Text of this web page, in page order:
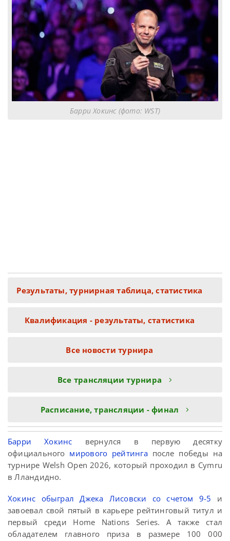
Барри Хокинс (фото: WST)
Результаты, турнирная таблица, статистика
Квалификация - результаты, статистика
Все новости турнира
Все трансляции турнира
Расписание, трансляции - финал
Барри Хокинс вернулся в первую десятку
официального мирового рейтингапосле победы на
турнире Welsh Open 2026, который проходил в Cymru
в Лландидно.
Хокинс обыграл Джека Лисовски со счетом 9-5 и
завоевал свой пятый в карьере рейтинговый титул и
первый среди Home Nations Series. А также стал
обладателем главного приза в размере 100 000